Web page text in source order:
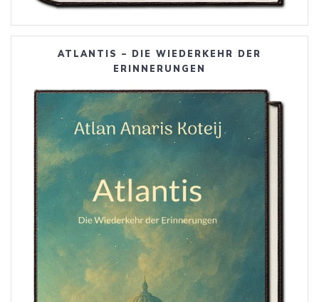
ATLANTIS – DIE WIEDERKEHR DER
ERINNERUNGEN